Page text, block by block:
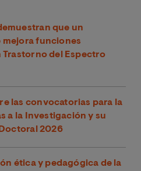
que un
mejora funciones
del Espectro
las convocatorias para la
a la Investigación y su
2026
ética y pedagógica de la